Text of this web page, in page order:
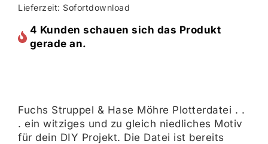
Lieferzeit: Sofortdownload
4 Kunden schauen sich das Produkt
gerade an.
Fuchs Struppel & Hase Möhre Plotterdatei . .
. ein witziges und zu gleich niedliches Motiv
für dein DIY Projekt. Die Datei ist bereits